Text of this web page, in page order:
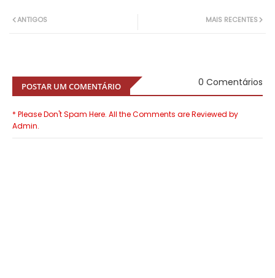
MAIS RECENTES
ANTIGOS
POSTAR UM COMENTÁRIO 0 Comentários
* Please Don't Spam Here. All the Comments are Reviewed by
Admin.